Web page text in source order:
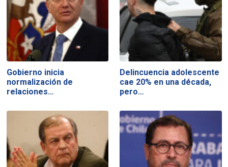
Gobierno inicia
normalización de
relaciones…
Delincuencia adolescente
cae 20% en una década,
pero…